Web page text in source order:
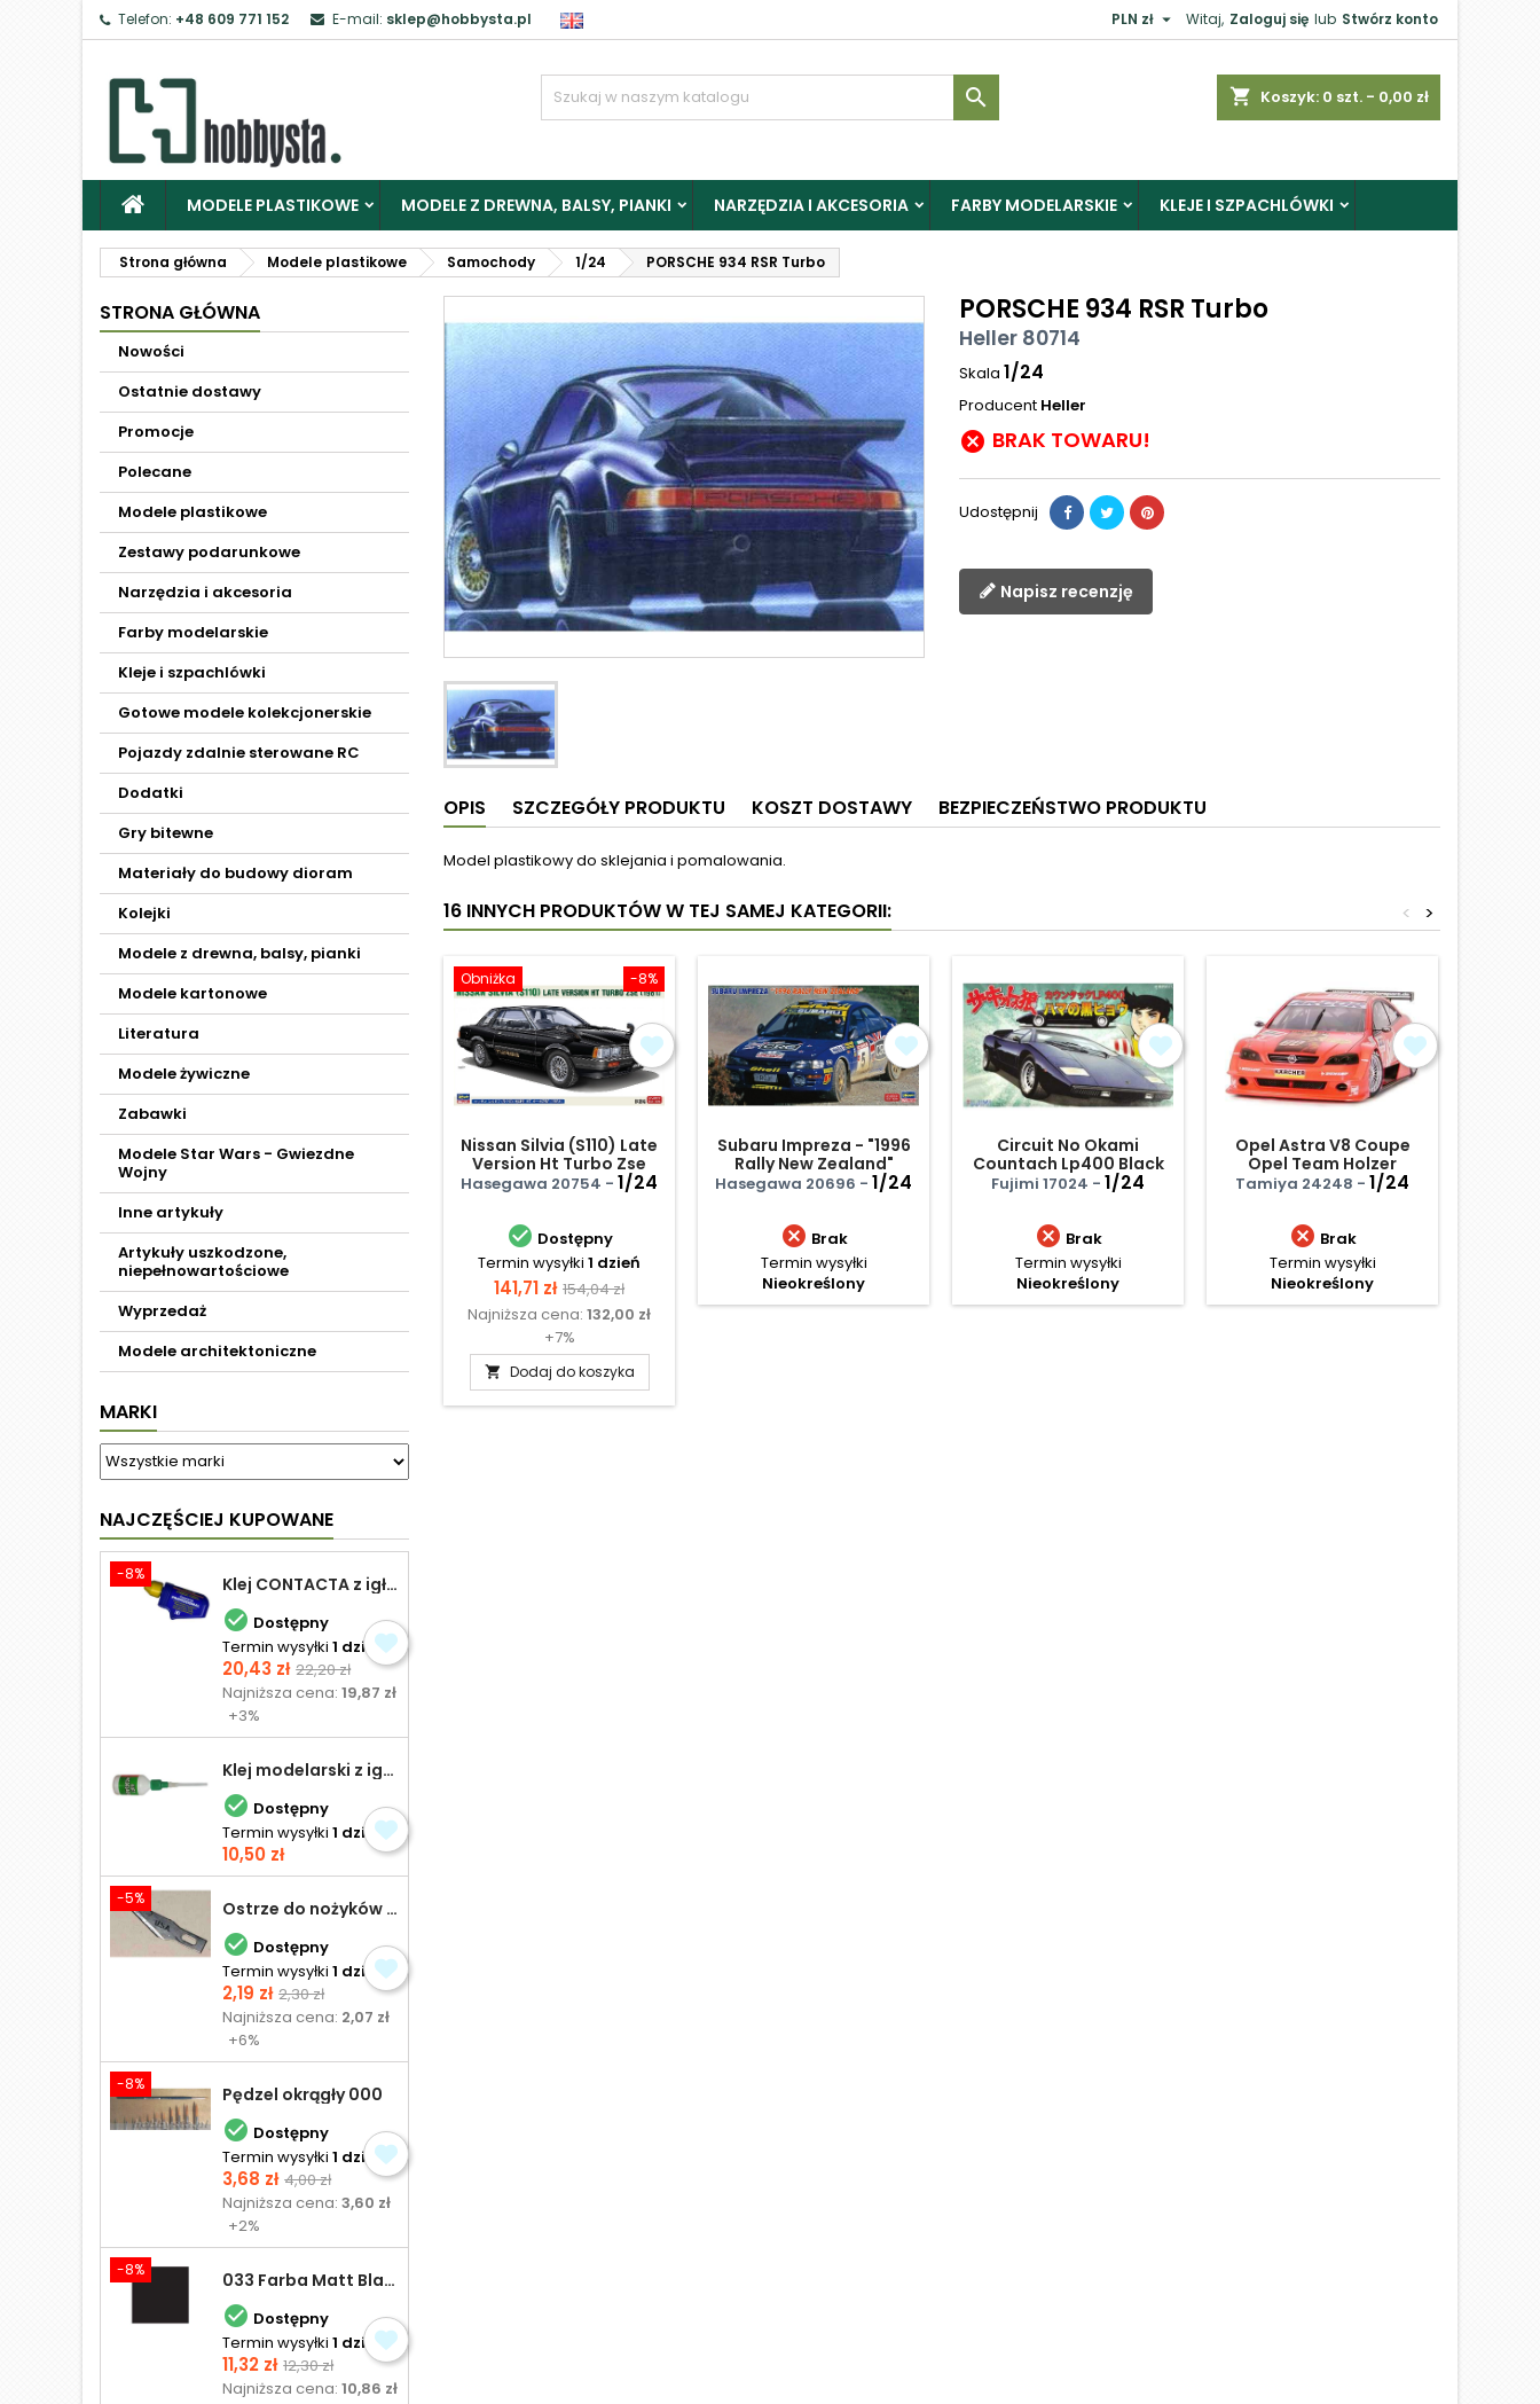
Telefon: +48 609 771 152 E-mail: sklep@hobbysta.pl Witaj, Zaloguj się lub Stwórz konto
PLN zł 
shopping_cart Koszyk: 0 szt. - 0,00 zł

MODELE PLASTIKOWE MODELE Z DREWNA, BALSY, PIANKI NARZĘDZIA I AKCESORIA FARBY MODELARSKIE KLEJE I SZPACHLÓWKI
Strona główna Modele plastikowe Samochody 1/24 PORSCHE 934 RSR Turbo
STRONA GŁÓWNA
Nowości
Ostatnie dostawy
Promocje
Polecane
Modele plastikowe
Zestawy podarunkowe
Narzędzia i akcesoria
Farby modelarskie
Kleje i szpachlówki
Gotowe modele kolekcjonerskie
Pojazdy zdalnie sterowane RC
Dodatki
Gry bitewne
Materiały do budowy dioram
Kolejki
Modele z drewna, balsy, pianki
Modele kartonowe
Literatura
Modele żywiczne
Zabawki
Modele Star Wars - Gwiezdne
Wojny
Inne artykuły
Artykuły uszkodzone,
niepełnowartościowe
Wyprzedaż
Modele architektoniczne
MARKI
NAJCZĘŚCIEJ KUPOWANE
-8% Klej CONTACTA z igłą do plastiku 25,0 g
 Dostępny
Termin wysyłki 1 dzień
Cena
20,43 zł Cena
podstawowa
22,20 zł
Najniższa cena:19,87 zł
+3%
Klej modelarski z igłą 30 ml
 Dostępny
Termin wysyłki 1 dzień
Cena
10,50 zł
-5% Ostrze do nożyków Excel
 Dostępny
Termin wysyłki 1 dzień
Cena
2,19 zł Cena
podstawowa
2,30 zł
Najniższa cena: 2,07 zł
+6%
-8% Pędzel okrągły 000
 Dostępny
Termin wysyłki 1 dzień
Cena
3,68 zł Cena
podstawowa
4,00 zł
Najniższa cena:3,60 zł
+2%
-8% 033 Farba Matt Black - olejna
 Dostępny
Termin wysyłki 1 dzień
Cena
11,32 zł Cena
podstawowa
12,30 zł
Najniższa cena:10,86 zł
PORSCHE 934 RSR Turbo
Heller 80714
Skala 1/24
Producent Heller
 BRAK TOWARU!
Udostępnij
Napisz recenzję
OPIS SZCZEGÓŁY PRODUKTU KOSZT DOSTAWY BEZPIECZEŃSTWO PRODUKTU
Model plastikowy do sklejania i pomalowania.
16 INNYCH PRODUKTÓW W TEJ SAMEJ KATEGORII: >
<
-8%
Obniżka
Nissan Silvia (S110) Late
Version Ht Turbo Zse
(1981)
Hasegawa 20754 - 1/24
 Dostępny
Termin wysyłki 1 dzień
Cena
141,71 zł Cena
podstawowa
154,04 zł
Najniższa cena: 132,00 zł
+7%
 Dodaj do koszyka
Subaru Impreza - "1996
Rally New Zealand"
Hasegawa 20696 - 1/24
 Brak
Termin wysyłki
Nieokreślony
Circuit No Okami
Countach Lp400 Black
Panther Of Hama
Fujimi 17024 - 1/24
 Brak
Termin wysyłki
Nieokreślony
Opel Astra V8 Coupe
Opel Team Holzer
Tamiya 24248 - 1/24
 Brak
Termin wysyłki
Nieokreślony